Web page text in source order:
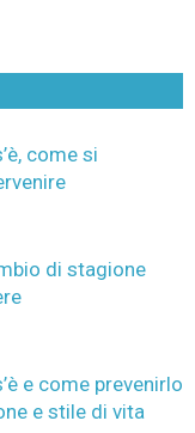
come si
di stagione
e come prevenirlo
e stile di vita